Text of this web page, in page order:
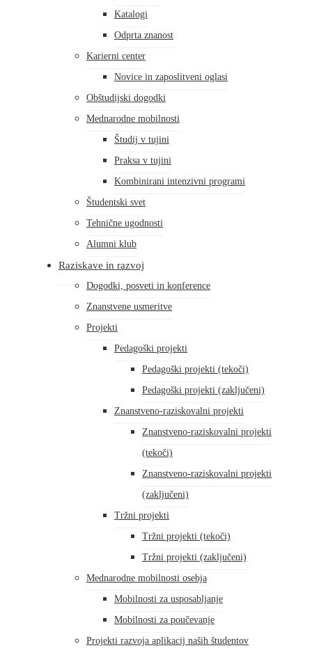
Katalogi
Odprta znanost
Karierni center
Novice in zaposlitveni oglasi
Obštudijski dogodki
Mednarodne mobilnosti
Študij v tujini
Praksa v tujini
Kombinirani intenzivni programi
Študentski svet
Tehnične ugodnosti
Alumni klub
Raziskave in razvoj
Dogodki, posveti in konference
Znanstvene usmeritve
Projekti
Pedagoški projekti
Pedagoški projekti (tekoči)
Pedagoški projekti (zaključeni)
Znanstveno-raziskovalni projekti
Znanstveno-raziskovalni projekti
(tekoči)
Znanstveno-raziskovalni projekti
(zaključeni)
Tržni projekti
Tržni projekti (tekoči)
Tržni projekti (zaključeni)
Mednarodne mobilnosti osebja
Mobilnosti za usposabljanje
Mobilnosti za poučevanje
Projekti razvoja aplikacij naših študentov